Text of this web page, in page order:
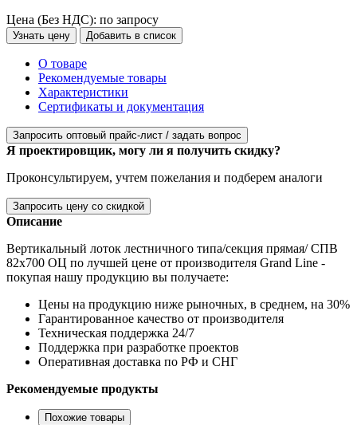
Цена (Без НДС): по запросу
Узнать цену Добавить в список
О товаре
Рекомендуемые товары
Характеристики
Сертификаты и документация
Запросить оптовый прайс-лист / задать вопрос
Я проектировщик, могу ли я получить скидку?
Проконсультируем, учтем пожелания и подберем аналоги
Запросить цену со скидкой
Описание
Вертикальный лоток лестничного типа/секция прямая/ СПВ
82х700 ОЦ по лучшей цене от производителя Grand Line -
покупая нашу продукцию вы получаете:
Цены на продукцию ниже рыночных, в среднем, на 30%
Гарантированное качество от производителя
Техническая поддержка 24/7
Поддержка при разработке проектов
Оперативная доставка по РФ и СНГ
Рекомендуемые продукты
Похожие товары